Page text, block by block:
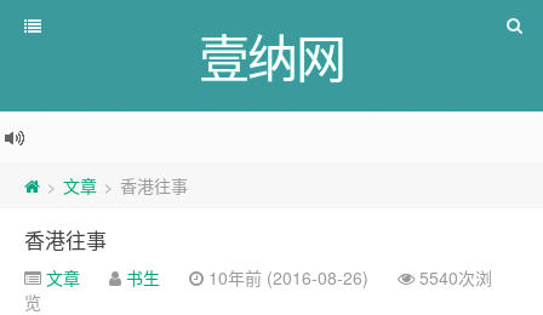
壹纳网
> 文章 > 香港往事
香港往事
文章 书生 10年前 (2016-08-26)
5540次浏
览